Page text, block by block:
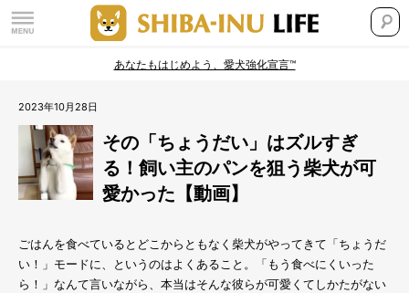
あなたもはじめよう、愛犬強化宣言™
2023年10月28日
その「ちょうだい」はズルすぎ
る！飼い主のパンを狙う柴犬が可
愛かった【動画】
ごはんを食べているとどこからともなく柴犬がやってきて「ちょうだ
い！」モードに、というのはよくあること。「もう食べにくいった
ら！」なんて言いながら、本当はそんな彼らが可愛くてしかたがない